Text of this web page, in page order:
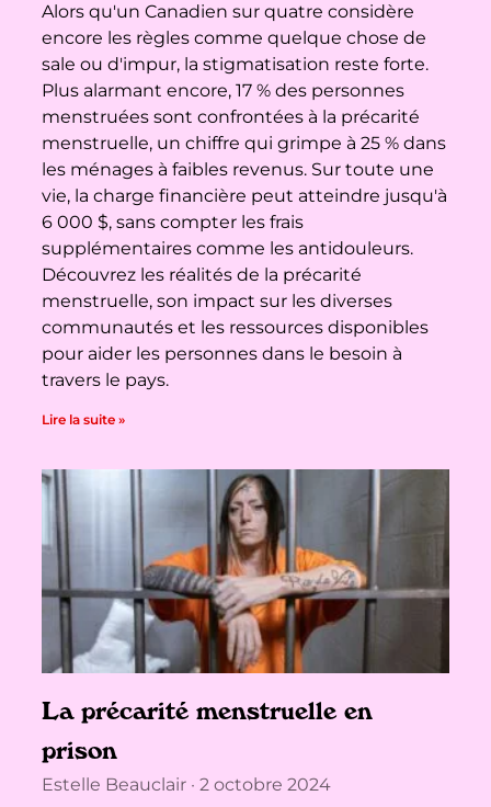
Alors qu'un Canadien sur quatre considère
encore les règles comme quelque chose de
sale ou d'impur, la stigmatisation reste forte.
Plus alarmant encore, 17 % des personnes
menstruées sont confrontées à la précarité
menstruelle, un chiffre qui grimpe à 25 % dans
les ménages à faibles revenus. Sur toute une
vie, la charge financière peut atteindre jusqu'à
6 000 $, sans compter les frais
supplémentaires comme les antidouleurs.
Découvrez les réalités de la précarité
menstruelle, son impact sur les diverses
communautés et les ressources disponibles
pour aider les personnes dans le besoin à
travers le pays.
Lire la suite »
La précarité menstruelle en
prison
Estelle Beauclair
2 octobre 2024